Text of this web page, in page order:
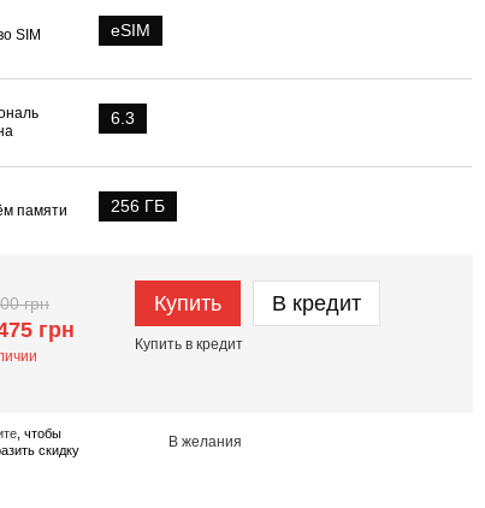
SIM eSIM
6.3
памяти 256 ГБ
грн
грн
Купить В кредит
Купить в кредит
, чтобы
скидку
В желания